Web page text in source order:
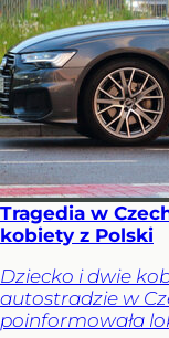
Tragedia w
kobiety z Polski
Dziecko i dwie
autostradzie w
poinformowała